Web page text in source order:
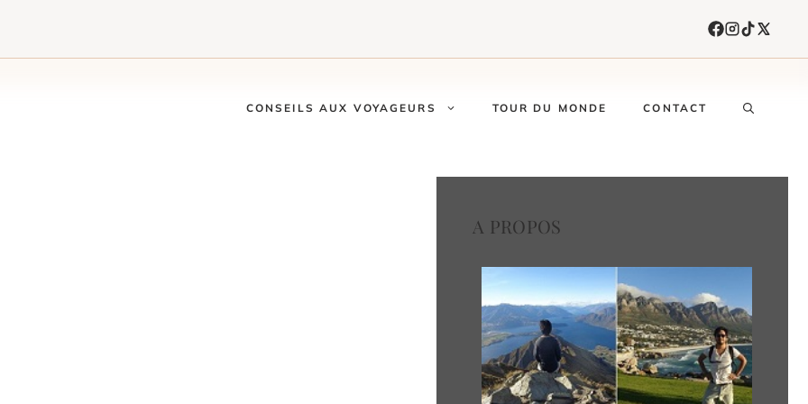
CONSEILS AUX VOYAGEURS TOUR DU MONDE CONTACT
A PROPOS